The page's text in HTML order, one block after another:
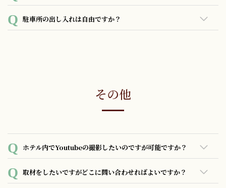
ご利用料金は1泊1500円でございます。
い大型のお車の場合は、近隣のコインパーキングにご案内致
します。近隣のコインパーキングの場所や料金を記載したマ
ップをお渡しすることも出来ますので、よろしければ当日フ
あいにく提携駐車場のご用意はございません。
駐車所の出し入れは自由ですか？
その他
ホテル内でYoutubeの撮影したいのですが可能ですか？
客室内での撮影については事前の承認は不要です。共用部で
の撮影希望の場合は事前にご相談ください。またYoutubeな
取材をしたいですがどこに問い合わせればよいですか？